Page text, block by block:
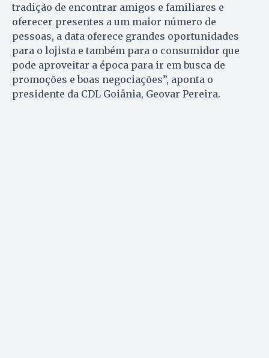
tradição de encontrar amigos e familiares e
oferecer presentes a um maior número de
pessoas, a data oferece grandes oportunidades
para o lojista e também para o consumidor que
pode aproveitar a época para ir em busca de
promoções e boas negociações”, aponta o
presidente da CDL Goiânia, Geovar Pereira.